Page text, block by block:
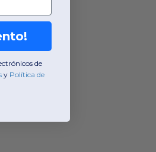
de
​ y​ Política de